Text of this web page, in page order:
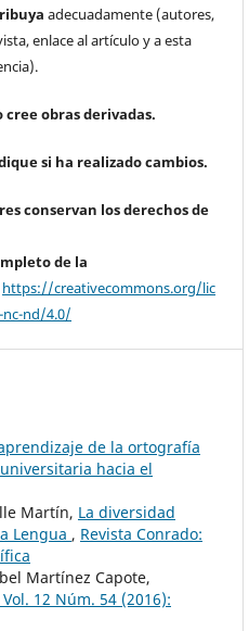
adecuadamente (autores,
enlace al artículo y a esta
cree obras derivadas.
si ha realizado cambios.
conservan los derechos de
de la
https://creativecommons.org/lic
nd/4.0/
de la ortografía
hacia el
Martín, La diversidad
Lengua , Revista Conrado:
Martínez Capote,
12 Núm. 54 (2016):